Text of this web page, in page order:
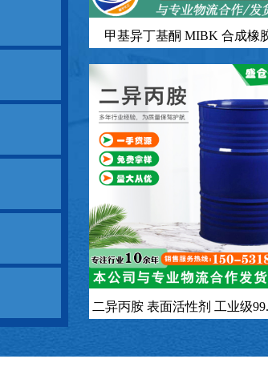
甲基异丁基酮 MIBK 合成橡
二异丙胺 表面活性剂 工业级